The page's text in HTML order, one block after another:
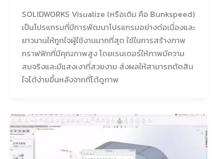
SOLIDWORKS Visualize (หรือเดิม คือ Bunkspeed)
เป็นโปรแกรมที่มีการพัฒนาโปรแกรมอย่างต่อเนื่องและ
ยาวนานให้ถูกใจผู้ใช้งานมากที่สุด ใช้ในการสร้างภาพ
กราฟฟิกที่มีคุณภาพสูง โดยเรนเดอร์ให้ภาพมีความ
สมจริงและมีแสงเงาที่สวยงาม ส่งผลให้สามารถตัดสิน
ใจได้ง่ายขึ้นหลังจากที่ได้ดูภาพ